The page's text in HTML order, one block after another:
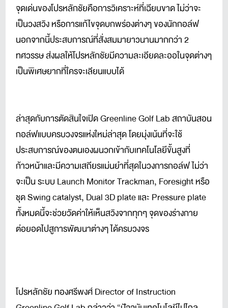
จุดเด่นของโปรหลักชัยคือการวิเคราะห์ที่เฉียบขาด ไม่ว่าจะ
เป็นวงสวิง หรือการแก้ไขจุดบกพร่องต่างๆ ของนักกอล์ฟ
นอกจากนี้ประสบการณ์ที่สั่งสมมายาวนานมากกว่า 2
ทศวรรษ ส่งผลให้โปรหลักชัยมีความละเอียดละออในจุดต่างๆ
เป็นพิเศษยากที่ใครจะเลียนแบบได้
ล่าสุดกับการตัดสินใจเปิด Greenline Golf Lab สถาบันสอน
กอล์ฟแบบครบวงจรแห่งใหม่ล่าสุด โดยมุ่งเน้นที่จะใช้
ประสบการณ์ของตนเองผนวกเข้ากับเทคโนโลยีขั้นสูงที่
ก้าวหน้าและมีความเสถียรแม่นยำที่สุดในวงการกอล์ฟ ไม่ว่า
จะเป็น ระบบ Launch Monitor Trackman, Foresight หรือ
ชุด Swing catalyst, Dual 3D plate และ Pressure plate
ทั้งหมดนี้จะช่วยวัดค่าให้เห็นสวิงจากทุกๆ จุดของร่างกาย
ต่อยอดไปสูการพัฒนาต่างๆ ได้ครบวงจร
โปรหลักชัย ทองศรีพงศ์ Director of Instruction